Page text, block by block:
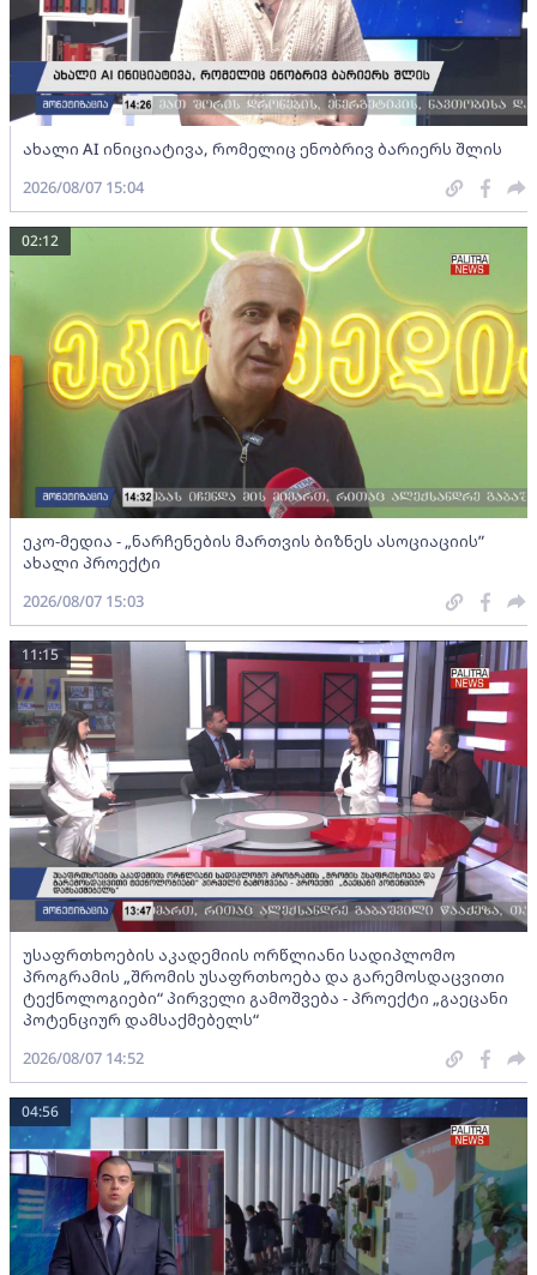
ახალი AI ინიციატივა, რომელიც ენობრივ ბარიერს შლის
2026/08/07 15:04
ეკო-მედია - „ნარჩენების მართვის ბიზნეს ასოციაციის”
ახალი პროექტი
02:12
2026/08/07 15:03
უსაფრთხოების აკადემიის ორწლიანი სადიპლომო
პროგრამის „შრომის უსაფრთხოება და გარემოსდაცვითი
ტექნოლოგიები“ პირველი გამოშვება - პროექტი „გაეცანი
პოტენციურ დამსაქმებელს“
11:15
2026/08/07 14:52
04:56